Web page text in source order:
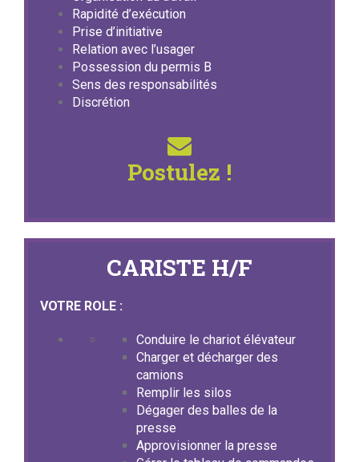
Rapidité d’exécution
Prise d’initiative
Relation avec l’usager
Possession du permis B
Sens des responsabilités
Discrétion
Postulez !
CARISTE H/F
VOTRE ROLE :
Conduire le chariot élévateur
Charger et décharger des
camions
Remplir les silos
Dégager des balles de la
presse
Approvisionner la presse